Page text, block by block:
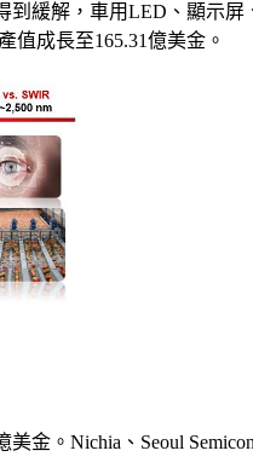
到緩解，車用LED、顯示
值成長至165.31億美金。
。Nichia、Seoul